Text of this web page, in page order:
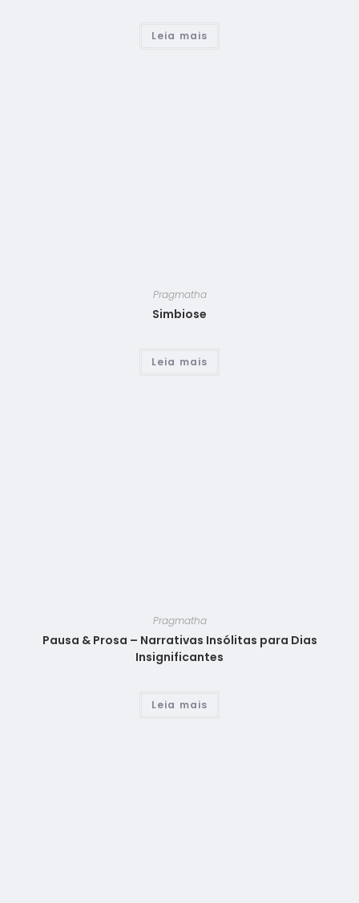
Leia mais
Pragmatha
Simbiose
Leia mais
Pragmatha
Pausa & Prosa – Narrativas Insólitas para Dias
Insignificantes
Leia mais